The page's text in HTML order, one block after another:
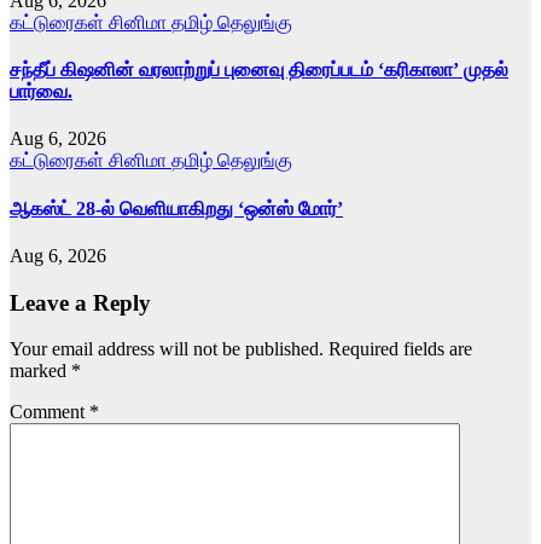
கட்டுரைகள் சினிமா தமிழ் தெலுங்கு
சந்தீப் கிஷனின் வரலாற்றுப் புனைவு திரைப்படம் ‘கரிகாலா’ முதல்
பார்வை.
Aug 6, 2026
கட்டுரைகள் சினிமா தமிழ் தெலுங்கு
ஆகஸ்ட் 28-ல் வெளியாகிறது ‘ஒன்ஸ் மோர்’
Aug 6, 2026
Leave a Reply
Your email address will not be published. Required fields are
marked *
Comment *